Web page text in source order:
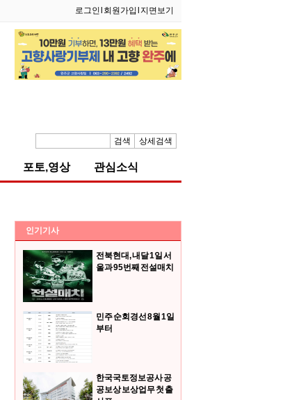
로그인 회원가입 지면보기
검색 상세검색
포토,영상 관심소식
인기기사
전북현대, 내달 1일 서
울과 95번째 전설매치
민주 순회경선 8월 1일
부터
한국국토정보공사 공
공보상 보상업무 첫 출